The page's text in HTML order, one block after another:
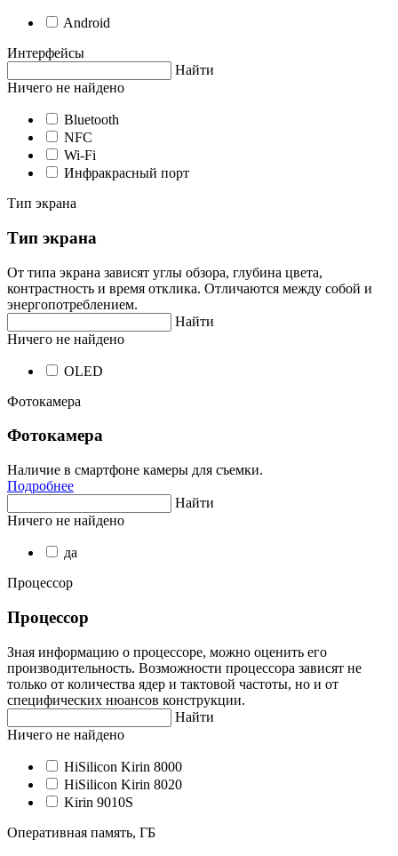
Android
Интерфейсы
Найти
Ничего не найдено
Bluetooth
NFC
Wi-Fi
Инфракрасный порт
Тип экрана
Тип экрана
От типа экрана зависят углы обзора, глубина цвета,
контрастность и время отклика. Отличаются между собой и
энергопотреблением.
Найти
Ничего не найдено
OLED
Фотокамера
Фотокамера
Наличие в смартфоне камеры для съемки.
Подробнее
Найти
Ничего не найдено
да
Процессор
Процессор
Зная информацию о процессоре, можно оценить его
производительность. Возможности процессора зависят не
только от количества ядер и тактовой частоты, но и от
специфических нюансов конструкции.
Найти
Ничего не найдено
HiSilicon Kirin 8000
HiSilicon Kirin 8020
Kirin 9010S
Оперативная память, ГБ